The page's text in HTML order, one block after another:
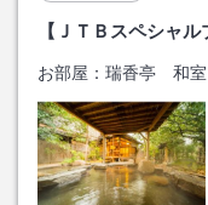
【ＪＴＢスペシャ
お部屋： 瑞香亭 和室